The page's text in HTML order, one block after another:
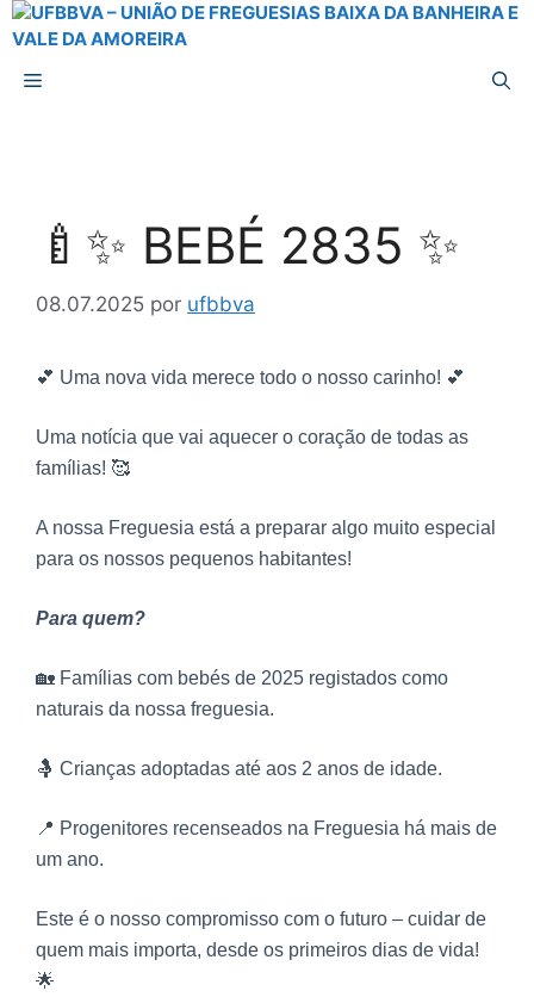
🍼✨ BEBÉ 2835 ✨
08.07.2025 por ufbbva
💕 Uma nova vida merece todo o nosso carinho! 💕
Uma notícia que vai aquecer o coração de todas as
famílias! 🥰
A nossa Freguesia está a preparar algo muito especial
para os nossos pequenos habitantes!
Para quem?
🏡 Famílias com bebés de 2025 registados como
naturais da nossa freguesia.
🤱 Crianças adoptadas até aos 2 anos de idade.
📍 Progenitores recenseados na Freguesia há mais de
um ano.
Este é o nosso compromisso com o futuro – cuidar de
quem mais importa, desde os primeiros dias de vida!
🌟